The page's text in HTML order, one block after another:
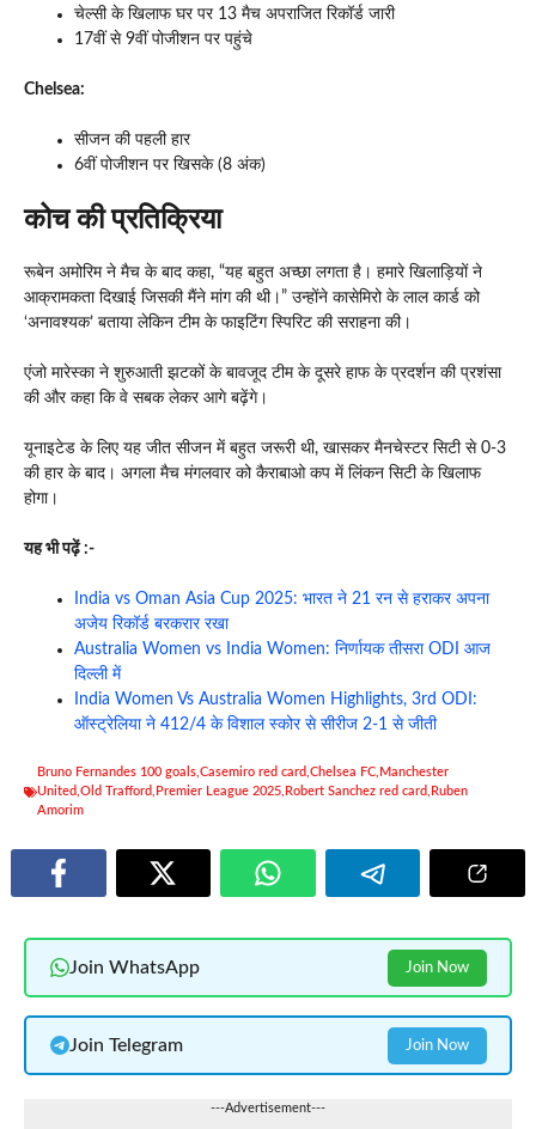
चेल्सी के खिलाफ घर पर 13 मैच अपराजित रिकॉर्ड जारी
17वीं से 9वीं पोजीशन पर पहुंचे
Chelsea:
सीजन की पहली हार
6वीं पोजीशन पर खिसके (8 अंक)
कोच की प्रतिक्रिया
रूबेन अमोरिम ने मैच के बाद कहा, “यह बहुत अच्छा लगता है। हमारे खिलाड़ियों ने
आक्रामकता दिखाई जिसकी मैंने मांग की थी।” उन्होंने कासेमिरो के लाल कार्ड को
‘अनावश्यक’ बताया लेकिन टीम के फाइटिंग स्पिरिट की सराहना की।
एंजो मारेस्का ने शुरुआती झटकों के बावजूद टीम के दूसरे हाफ के प्रदर्शन की प्रशंसा
की और कहा कि वे सबक लेकर आगे बढ़ेंगे।
यूनाइटेड के लिए यह जीत सीजन में बहुत जरूरी थी, खासकर मैनचेस्टर सिटी से 0-3
की हार के बाद। अगला मैच मंगलवार को कैराबाओ कप में लिंकन सिटी के खिलाफ
होगा।
यह भी पढ़ें :-
India vs Oman Asia Cup 2025: भारत ने 21 रन से हराकर अपना
अजेय रिकॉर्ड बरकरार रखा
Australia Women vs India Women: निर्णायक तीसरा ODI आज
दिल्ली में
India Women Vs Australia Women Highlights, 3rd ODI:
ऑस्ट्रेलिया ने 412/4 के विशाल स्कोर से सीरीज 2-1 से जीती
Bruno Fernandes 100 goals Casemiro red card Chelsea FC Manchester
United Old Trafford Premier League 2025 Robert Sanchez red card Ruben
Amorim
Join WhatsApp Join Now
Join Telegram Join Now
---Advertisement---